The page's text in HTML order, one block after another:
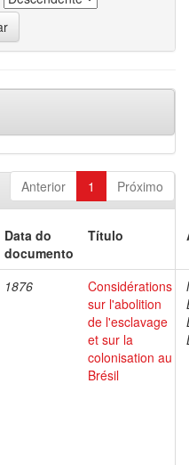
Anterior 1 Próximo
Data do
documento
Título
1876
Considérations
sur l'abolition
de l'esclavage
et sur la
colonisation au
Brésil